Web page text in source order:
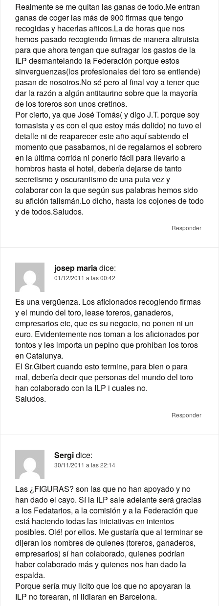
Realmente se me quitan las ganas de todo.Me entran
ganas de coger las más de 900 firmas que tengo
recogidas y hacerlas añicos.La de horas que nos
hemos pasado recogiendo firmas de manera altruista
para que ahora tengan que sufragar los gastos de la
ILP desmantelando la Federación porque estos
sinverguenzas(los profesionales del toro se entiende)
pasan de nosotros.No sé pero al final voy a tener que
dar la razón a algún antitaurino sobre que la mayoría
de los toreros son unos cretinos.
Por cierto, ya que José Tomás( y digo J.T. porque soy
tomasista y es con el que estoy más dolido) no tuvo el
detalle ni de reaparecer este año aquí sabiendo el
momento que pasabamos, ni de regalarnos el sobrero
en la última corrida ni ponerlo fácil para llevarlo a
hombros hasta el hotel, debería dejarse de tanto
secretismo y oscurantismo de una puta vez y
colaborar con la que según sus palabras hemos sido
su afición talismán.Lo dicho, hasta los cojones de todo
y de todos.Saludos.
Responder
josep mariadice:
01/12/2011 a las 00:42
Es una vergüenza. Los aficionados recogiendo firmas
y el mundo del toro, lease toreros, ganaderos,
empresarios etc, que es su negocio, no ponen ni un
euro. Evidentemente nos toman a los aficionados por
tontos y les importa un pepino que prohiban los toros
en Catalunya.
El Sr.Gibert cuando esto termine, para bien o para
mal, debería decir que personas del mundo del toro
han colaborado con la ILP i cuales no.
Saludos.
Responder
Sergidice:
30/11/2011 a las 22:14
Las ¿FIGURAS? son las que no han apoyado y no
han dado el cayo. Sí la ILP sale adelante será gracias
a los Fedatarios, a la comisión y a la Federación que
está haciendo todas las iniciativas en intentos
posibles. Olé! por ellos. Me gustaría que al terminar se
dijeran los nombres de quienes (toreros, ganaderos,
empresarios) sí han colaborado, quienes podrían
haber colaborado más y quienes nos han dado la
espalda.
Porque sería muy licito que los que no apoyaran la
ILP no torearan, ni lidiaran en Barcelona.